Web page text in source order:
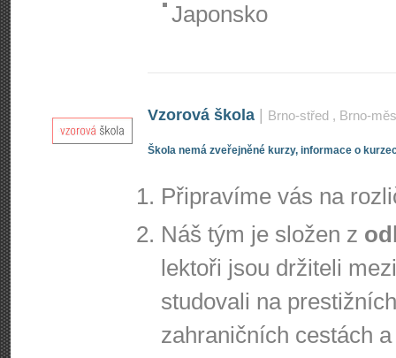
Japonsko
Vzorová škola Brno-střed , Brno-
Škola nemá zveřejněné kurzy, informace o
Připravíme vás na
Náš tým je složen z
lektoři jsou držiteli
studovali na
zahraničních cestách